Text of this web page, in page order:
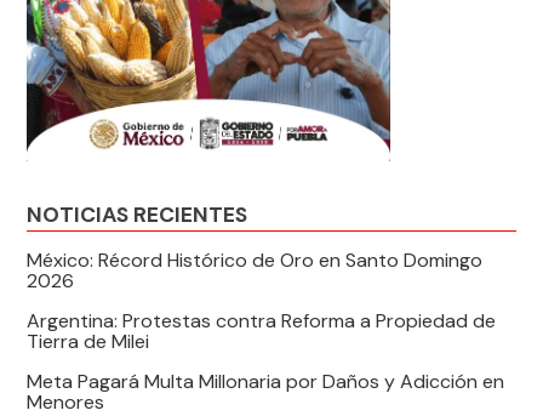
NOTICIAS RECIENTES
México: Récord Histórico de Oro en Santo Domingo
2026
Argentina: Protestas contra Reforma a Propiedad de
Tierra de Milei
Meta Pagará Multa Millonaria por Daños y Adicción en
Menores